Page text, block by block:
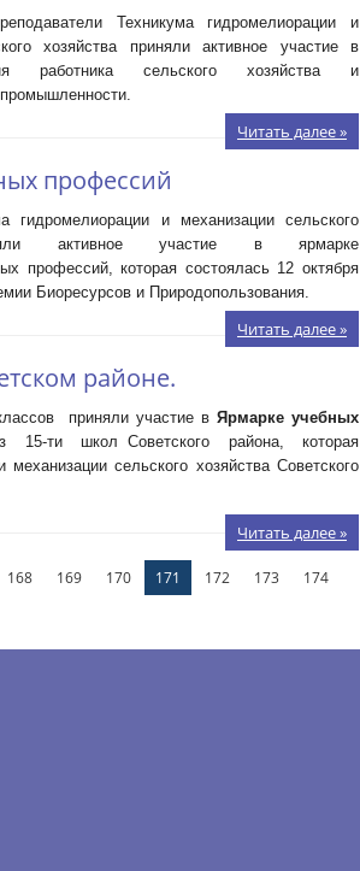
Техникума гидромелиорации и
хозяйства приняли активное участие в
работника сельского хозяйства и
Читать далее »
профессий
гидромелиорации и механизации сельского
активное участие в ярмарке
профессий, которая состоялась 12 октября
Биоресурсов и Природопользования.
Читать далее »
районе.
приняли участие в Ярмарке учебных
15-ти школ Советского района, которая
сельского хозяйства Советского
Читать далее »
168 169 170 171 172 173
174